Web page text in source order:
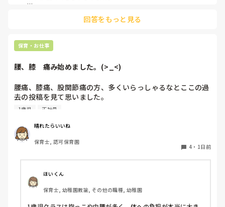
「こんなこと聞いたら迷惑かな」と抱え込んでいるケースがと
待つスタイルから一歩踏み出して、リーダー側から「〇〇の
件、どこまで進んだ？」「困ってることない？」と具体的に声
てしまうと、後輩も質問しやすくなりますよ。一人で抱え込ま
ず、声をかけやすい雰囲気作りから試してみてくださいね。
回答をもっと見る
保育・お仕事
腰、膝　痛み始めました。(>_<)
腰痛、膝痛、股関節痛の方、多くいらっしゃるなとここの過
去の投稿を見て思いました。
という私も、２週間前、初めて腰痛になりました。
右腰が痛くて、起き上がれない。
ようやく立てたら、しゃがめない。
驚きました。
通院して、コルセット、湿布、痛み止め、電気などで１週間
1歳児 正社員
晴れたらいいね
保育士, 認可保育園
4 ・ 1日前
ほいくん
保育士, 幼稚園教諭, その他の職種, 幼稚園